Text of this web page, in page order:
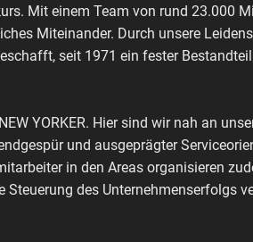
Mit einem Team von rund 23.000
Miteinander. Durch unsere
seit 1971 ein fester
YORKER. Hier sind wir nah an
und ausgeprägter
in den Areas organisieren
des Unternehmenserfolgs